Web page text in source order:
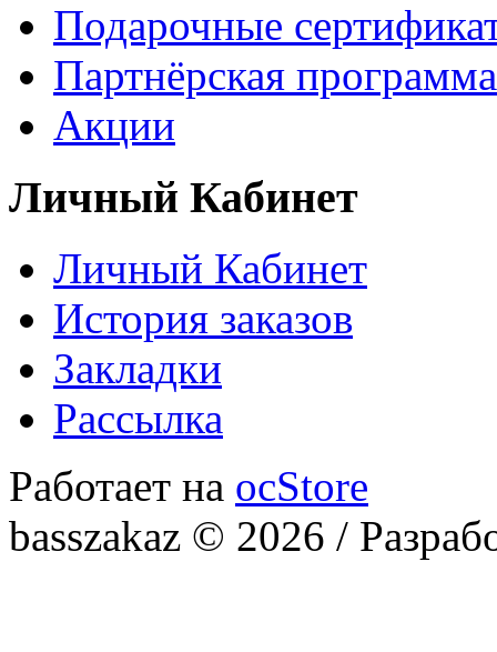
Подарочные
Партнёрская программа
Акции
Личный Кабинет
Личный Кабинет
История заказов
Закладки
Рассылка
Работает на ocStore
basszakaz © 2026 /